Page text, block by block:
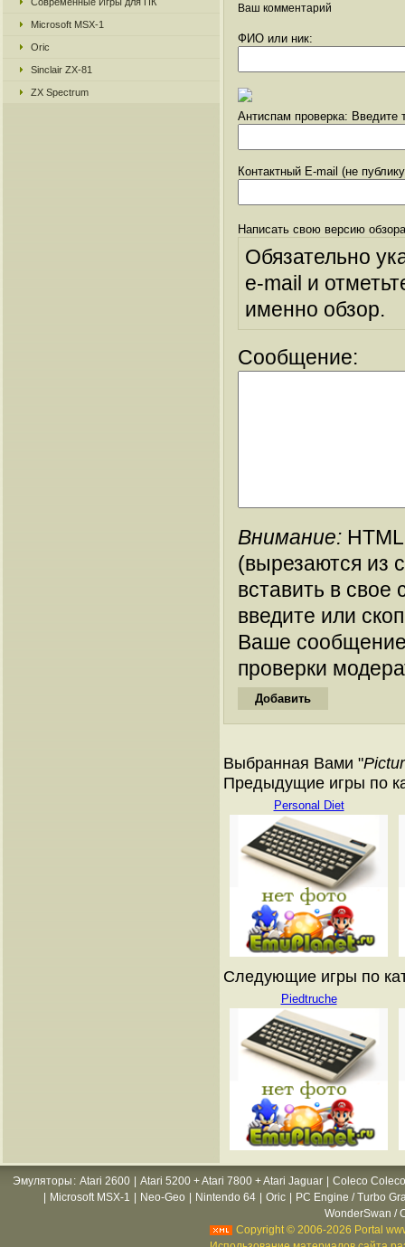
Microsoft MSX-1
Oric
Sinclair ZX-81
ZX Spectrum
Ваш комментарий
ФИО или ник:
Антиспам проверка: Введите
Контактный E-mail (не
Написать свою версию
Обязательно
e-mail и
именно обзор.
Сообщение:
Внимание:
(вырезаются из
вставить в
введите или
Ваше
проверки
Выбранная Вами "
Предыдущие игры по
Personal Diet
Следующие игры по
Piedtruche
Эмуляторы : Atari 2600 Atari 5200 + Atari 7800 + Atari Jaguar
Coleco
Microsoft MSX-1 Neo-Geo Nintendo 64 Oric
PC Engine / Turbo
WonderSwan /
Copyright © 2006-2026 Portal